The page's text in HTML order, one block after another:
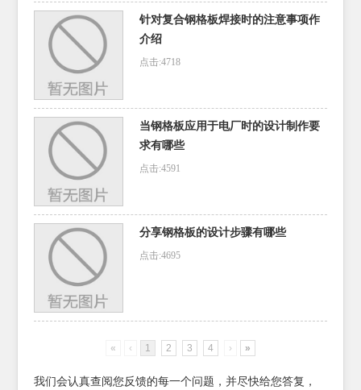
针对复合钢格板焊接时的注意事项作
介绍
点击:4718
当钢格板应用于电厂时的设计制作要
求有哪些
点击:4591
分享钢格板的设计步骤有哪些
点击:4695
« ‹ 1 2 3 4 › »
我们会认真查阅您反馈的每一个问题，并尽快给您答复，